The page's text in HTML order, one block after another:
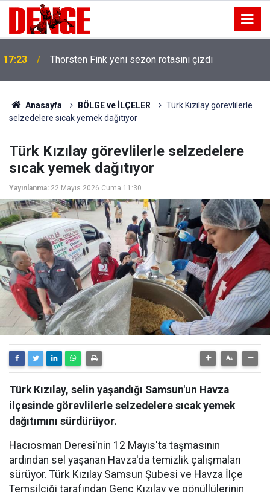
17:23 Thorsten Fink yeni sezon rotasını çizdi
Anasayfa BÖLGE ve İLÇELER
Türk Kızılay görevlilerle
selzedelere sıcak yemek dağıtıyor
Türk Kızılay görevlilerle selzedelere
sıcak yemek dağıtıyor
Yayınlanma: 22 Mayıs 2026 Cuma 11:30
Türk Kızılay, selin yaşandığı Samsun'un Havza
ilçesinde görevlilerle selzedelere sıcak yemek
dağıtımını sürdürüyor.
Hacıosman Deresi'nin 12 Mayıs'ta taşmasının
ardından sel yaşanan Havza'da temizlik çalışmaları
sürüyor. Türk Kızılay Samsun Şubesi ve Havza İlçe
Temsilciği tarafından Genç Kızılay ve gönüllülerinin